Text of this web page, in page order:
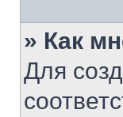
» Как
Для